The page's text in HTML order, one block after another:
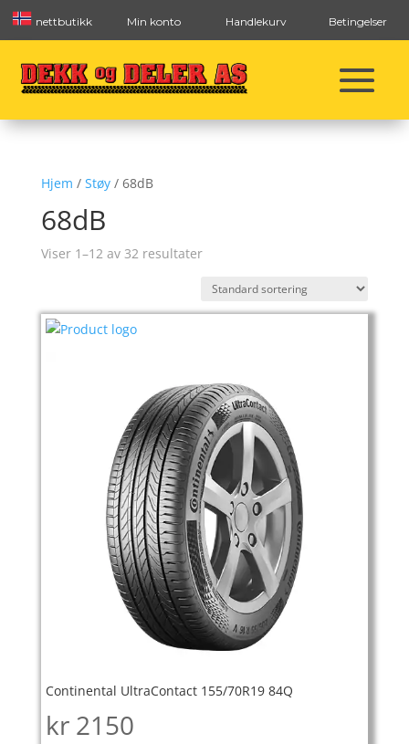
nettbutikk Min konto Handlekurv Betingelser
Hjem / Støy/ 68dB
68dB
Viser 1–12 av 32 resultater
Continental UltraContact 155/70R19 84Q
kr 2150